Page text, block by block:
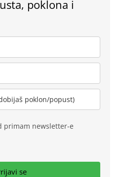
poklona i
primam newsletter-e
se